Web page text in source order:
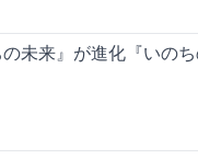
の未来』が進化『いの